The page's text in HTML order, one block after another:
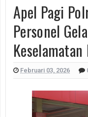
Apel Pagi
Personel
Februari 03, 2026